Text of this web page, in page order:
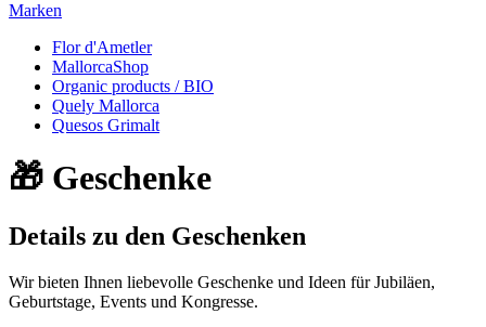
Marken
Flor d'Ametler
MallorcaShop
Organic products / BIO
Quely Mallorca
Quesos Grimalt
🎁 Geschenke
Details zu den Geschenken
Wir bieten Ihnen liebevolle Geschenke und Ideen für Jubiläen,
Geburtstage, Events und Kongresse.